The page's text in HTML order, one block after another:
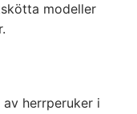
modeller
herrperuker i